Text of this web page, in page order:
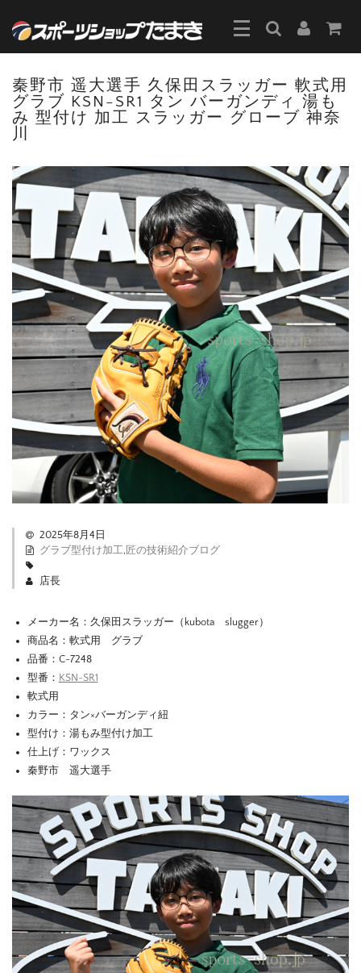
秦野市 遥大選手 久保田スラッガー 軟式用
グラブ KSN-SR1 タン バーガンディ 湯も
み 型付け 加工 スラッガー グローブ 神奈
川
2025年8月4日
グラブ型付け加工, 匠の技術紹介ブログ
店長
メーカー名：久保田スラッガー（kubota slugger）
商品名：軟式用 グラブ
品番：C-7248
型番： KSN-SR1
軟式用
カラー：タン×バーガンディ紐
型付け：湯もみ型付け加工
仕上げ：ワックス
秦野市 遥大選手